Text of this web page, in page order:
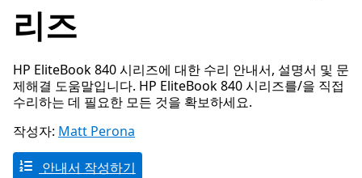
리즈
HP EliteBook 840 시리즈에 대한 수리 안내서, 설명서 및 문
제해결 도움말입니다. HP EliteBook 840 시리즈를/을 직접
수리하는 데 필요한 모든 것을 확보하세요.
작성자: Matt Perona
안내서 작성하기